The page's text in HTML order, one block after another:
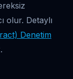
olur. Detaylı
Denetim